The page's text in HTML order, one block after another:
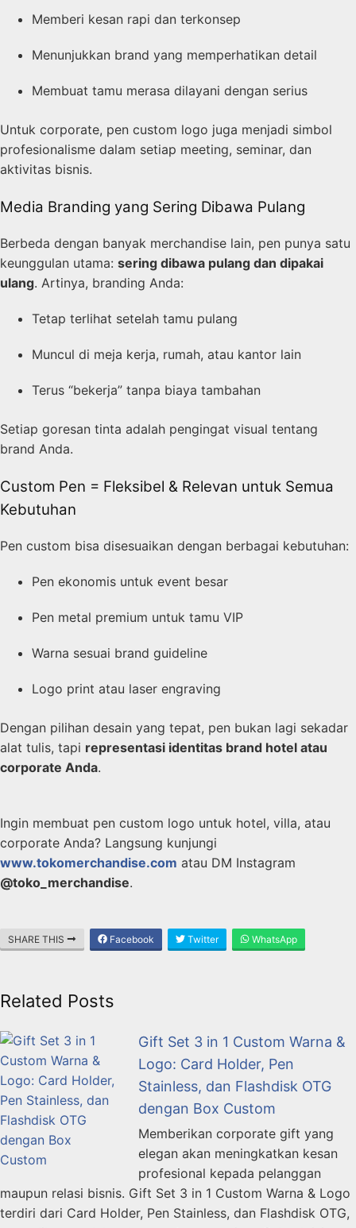
Memberi kesan rapi dan terkonsep
Menunjukkan brand yang memperhatikan detail
Membuat tamu merasa dilayani dengan serius
Untuk corporate, pen custom logo juga menjadi simbol
profesionalisme dalam setiap meeting, seminar, dan
aktivitas bisnis.
Media Branding yang Sering Dibawa Pulang
Berbeda dengan banyak merchandise lain, pen punya satu
keunggulan utama: sering dibawa pulang dan dipakai
ulang. Artinya, branding Anda:
Tetap terlihat setelah tamu pulang
Muncul di meja kerja, rumah, atau kantor lain
Terus “bekerja” tanpa biaya tambahan
Setiap goresan tinta adalah pengingat visual tentang
brand Anda.
Custom Pen = Fleksibel & Relevan untuk Semua
Kebutuhan
Pen custom bisa disesuaikan dengan berbagai kebutuhan:
Pen ekonomis untuk event besar
Pen metal premium untuk tamu VIP
Warna sesuai brand guideline
Logo print atau laser engraving
Dengan pilihan desain yang tepat, pen bukan lagi sekadar
alat tulis, tapi representasi identitas brand hotel atau
corporate Anda.
Ingin membuat pen custom logo untuk hotel, villa, atau
corporate Anda? Langsung kunjungi
www.tokomerchandise.com atau DM Instagram
@toko_merchandise.
SHARE THIS Facebook Twitter WhatsApp
Related Posts
Gift Set 3 in 1 Custom Warna &
Logo: Card Holder, Pen
Stainless, dan Flashdisk OTG
dengan Box Custom
Memberikan corporate gift yang
elegan akan meningkatkan kesan
profesional kepada pelanggan
maupun relasi bisnis. Gift Set 3 in 1 Custom Warna & Logo
terdiri dari Card Holder, Pen Stainless, dan Flashdisk OTG,